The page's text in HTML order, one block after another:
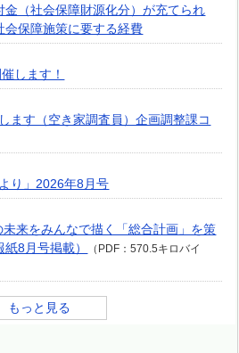
（社会保障財源化分）が充てられ
会保障施策に要する経費
します！
ます（空き家調査員）企画調整課コ
り」2026年8月号
来をみんなで描く「総合計画」を策
8月号掲載）
（PDF：570.5キロバイ
もっと見る